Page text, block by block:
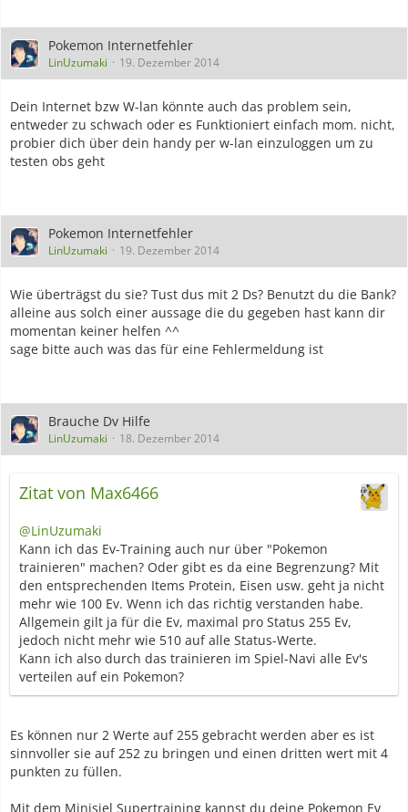
Pokemon Internetfehler
LinUzumaki 19. Dezember 2014
Dein Internet bzw W-lan könnte auch das problem sein,
entweder zu schwach oder es Funktioniert einfach mom. nicht,
probier dich über dein handy per w-lan einzuloggen um zu
testen obs geht
Pokemon Internetfehler
LinUzumaki 19. Dezember 2014
Wie überträgst du sie? Tust dus mit 2 Ds? Benutzt du die Bank?
alleine aus solch einer aussage die du gegeben hast kann dir
momentan keiner helfen ^^
sage bitte auch was das für eine Fehlermeldung ist
Brauche Dv Hilfe
LinUzumaki 18. Dezember 2014
Zitat von Max6466
@LinUzumaki
Kann ich das Ev-Training auch nur über "Pokemon
trainieren" machen? Oder gibt es da eine Begrenzung? Mit
den entsprechenden Items Protein, Eisen usw. geht ja nicht
mehr wie 100 Ev. Wenn ich das richtig verstanden habe.
Allgemein gilt ja für die Ev, maximal pro Status 255 Ev,
jedoch nicht mehr wie 510 auf alle Status-Werte.
Kann ich also durch das trainieren im Spiel-Navi alle Ev's
verteilen auf ein Pokemon?
Es können nur 2 Werte auf 255 gebracht werden aber es ist
sinnvoller sie auf 252 zu bringen und einen dritten wert mit 4
punkten zu füllen.
Mit dem Minisiel Supertraining kannst du deine Pokemon Ev